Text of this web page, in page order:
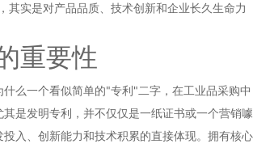
其实是对产品品质、技术创新和企业长久生命力
重要性
么一个看似简单的"专利"二字，在工业品采购中
是发明专利，并不仅仅是一纸证书或一个营销噱
入、创新能力和技术积累的直接体现。拥有核心